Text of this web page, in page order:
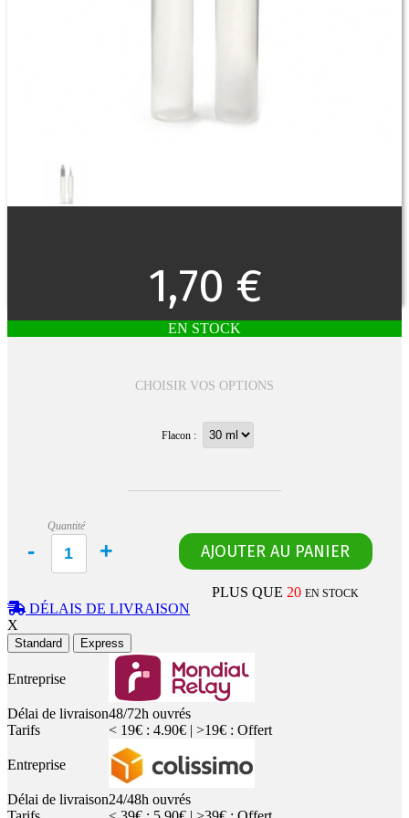
1,70 €
EN STOCK
CHOISIR VOS OPTIONS
Flacon :
Quantité
PLUS QUE 20 EN STOCK
DÉLAIS DE LIVRAISON
X
Standard Express
Entreprise
Délai de livraison48/72h ouvrés
Tarifs
< 19€ : 4.90€ | >19€ : Offert
Entreprise
Délai de livraison24/48h ouvrés